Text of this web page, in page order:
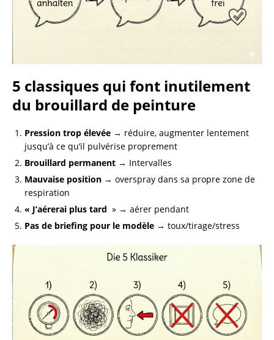
5 classiques qui font inutilement
du brouillard de peinture
Pression trop élevée → réduire, augmenter lentement
jusqu’à ce qu’il pulvérise proprement
Brouillard permanent → Intervalles
Mauvaise position → overspray dans sa propre zone de
respiration
« J’aérerai plus tard » → aérer pendant
Pas de briefing pour le modèle → toux/tirage/stress